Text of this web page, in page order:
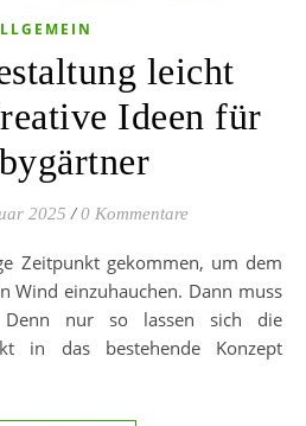
leicht
Ideen für
2025 / 0 Kommentare
Wind einzuhauchen. Dann muss
Denn nur so lassen sich die
in das bestehende Konzept